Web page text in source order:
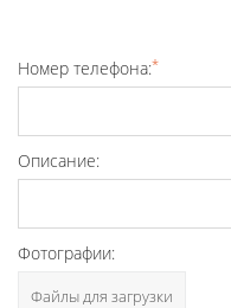
Номер телефона:*
Описание:
Фотографии:
Файлы для загрузки